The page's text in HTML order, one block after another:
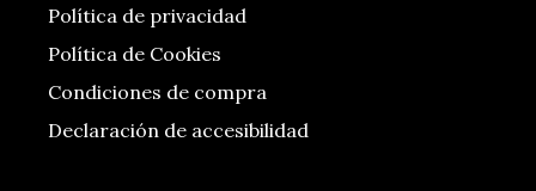
Política de privacidad
Política de Cookies
Condiciones de compra
Declaración de accesibilidad